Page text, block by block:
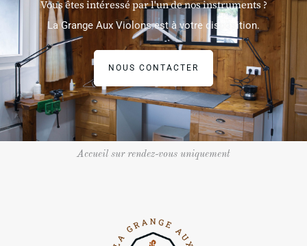
Vous êtes intéressé par l'un de nos instruments ?
La Grange Aux Violons est à votre disposition.
NOUS CONTACTER
Accueil sur rendez-vous uniquement